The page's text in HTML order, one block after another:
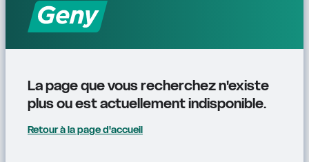
La page que vous recherchez n'existe
plus ou est actuellement indisponible.
Retour à la page d'accueil